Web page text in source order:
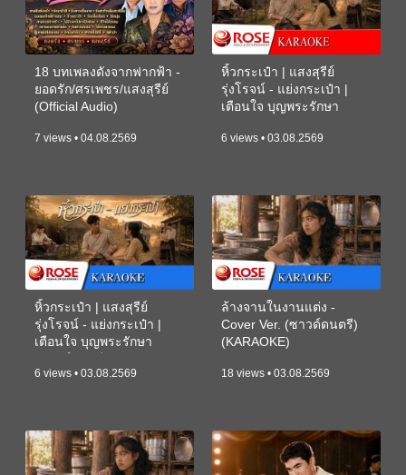
18 บทเพลงดังจากฟากฟ้า -
ยอดรัก/ศรเพชร/แสงสุรีย์
(Official Audio)
7 views • 04.08.2569
หิ้วกระเป๋า | แสงสุรีย์
รุ่งโรจน์ - แย่งกระเป๋า |
เตือนใจ บุญพระรักษา
6 views • 03.08.2569
หิ้วกระเป๋า | แสงสุรีย์
รุ่งโรจน์ - แย่งกระเป๋า |
เตือนใจ บุญพระรักษา
6 views • 03.08.2569
ล้างจานในงานแต่ง -
Cover Ver. (ซาวด์ดนตรี)
(KARAOKE)
18 views • 03.08.2569